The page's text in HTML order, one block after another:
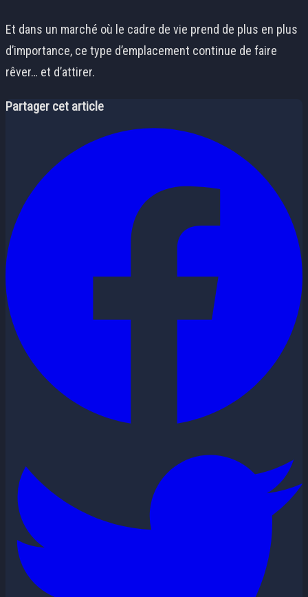
Et dans un marché où le cadre de vie prend de plus en plus
d’importance, ce type d’emplacement continue de faire
rêver… et d’attirer.
Partager cet article